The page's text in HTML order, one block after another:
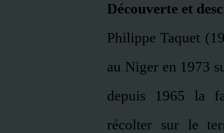
Découverte et
Philippe Taquet
au Niger en 1973
depuis 1965 la
récolter sur le